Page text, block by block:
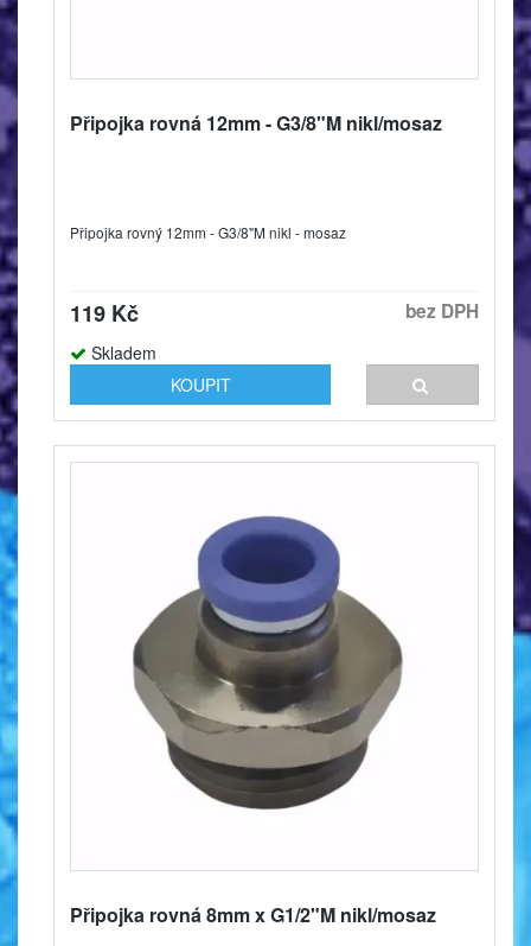
Připojka rovná 12mm - G3/8"M nikl/mosaz
Připojka rovný 12mm - G3/8"M nikl - mosaz
119 Kč bez DPH
Skladem
KOUPIT
Připojka rovná 8mm x G1/2"M nikl/mosaz